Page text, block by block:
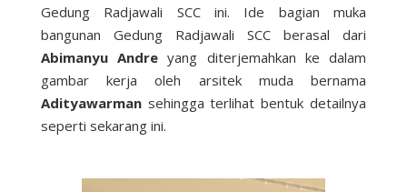
Gedung Radjawali SCC ini. Ide bagian muka
bangunan Gedung Radjawali SCC berasal dari
Abimanyu Andre yang diterjemahkan ke dalam
gambar kerja oleh arsitek muda bernama
Adityawarmansehingga terlihat bentuk detailnya
seperti sekarang ini.